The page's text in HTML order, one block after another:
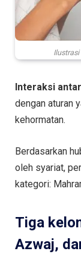
Interaksi
dengan aturan
kehormatan.
Berdasarkan
oleh syariat,
kategori:
Tiga
Azwaj,